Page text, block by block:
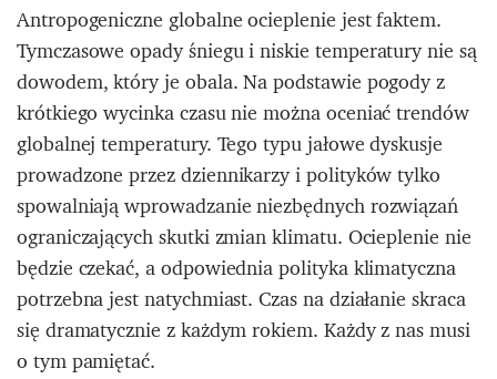
Antropogeniczne globalne ocieplenie jest faktem.
Tymczasowe opady śniegu i niskie temperatury nie są
dowodem, który je obala. Na podstawie pogody z
krótkiego wycinka czasu nie można oceniać trendów
globalnej temperatury. Tego typu jałowe dyskusje
prowadzone przez dziennikarzy i polityków tylko
spowalniają wprowadzanie niezbędnych rozwiązań
ograniczających skutki zmian klimatu. Ocieplenie nie
będzie czekać, a odpowiednia polityka klimatyczna
potrzebna jest natychmiast. Czas na działanie skraca
się dramatycznie z każdym rokiem. Każdy z nas musi
o tym pamiętać.